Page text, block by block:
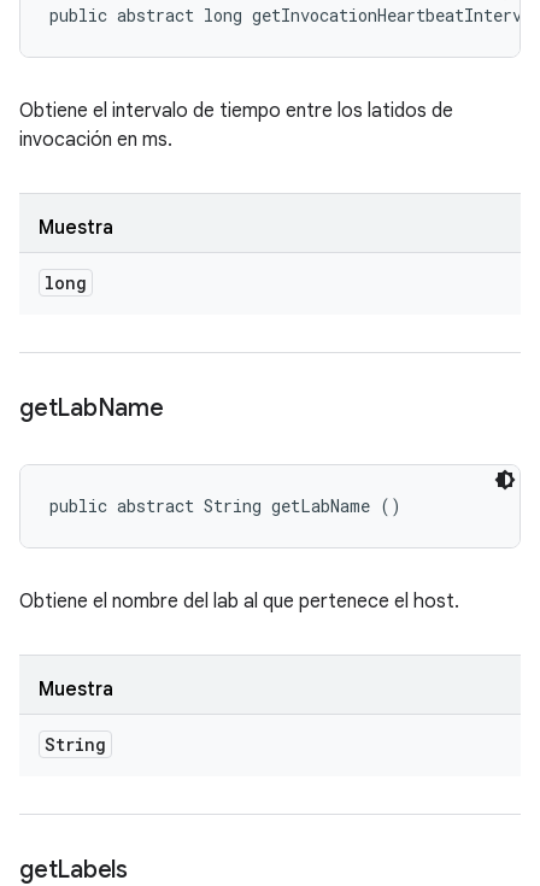
public abstract long
Obtiene el intervalo de tiempo entre los latidos de
invocación en ms.
Muestra
long
getLabName
public abstract String getLabName ()
Obtiene el nombre del lab al que pertenece el host.
Muestra
String
getLabels